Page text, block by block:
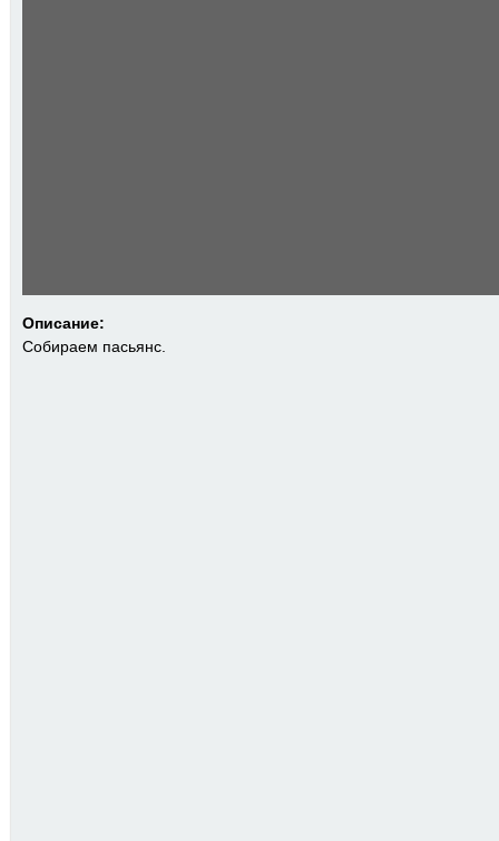
Описание:
Собираем пасьянс.